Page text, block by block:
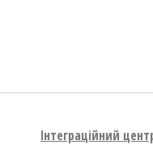
Інтеграційний